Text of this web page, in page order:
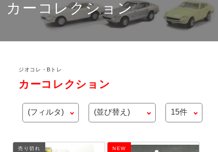
カーコレクション
ジオコレ・Bトレ
カーコレクション
売り切れ NEW